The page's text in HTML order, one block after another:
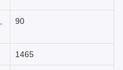
90
1465